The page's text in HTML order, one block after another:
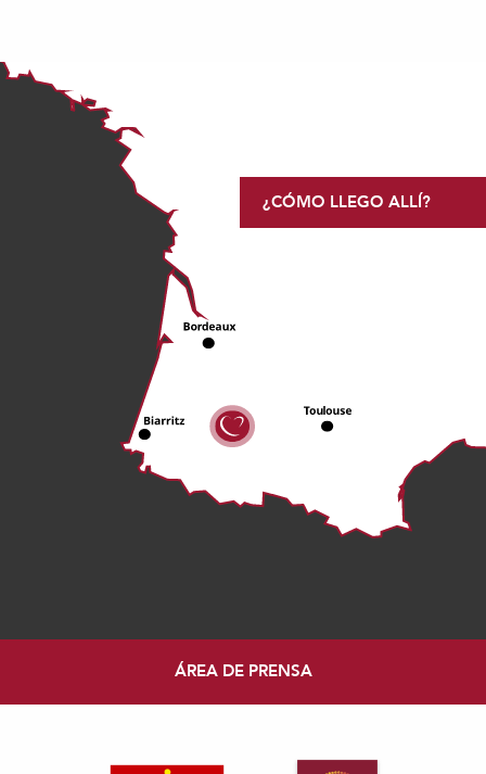
¿CÓMO LLEGO ALLÍ?
ÁREA DE PRENSA